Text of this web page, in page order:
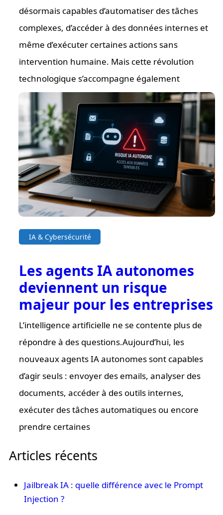
désormais capables d’automatiser des tâches
complexes, d’accéder à des données internes et
même d’exécuter certaines actions sans
intervention humaine. Mais cette révolution
technologique s’accompagne également
IA & Cybersécurité
Les agents IA autonomes
deviennent un risque
majeur pour les entreprises
L’intelligence artificielle ne se contente plus de
répondre à des questions.Aujourd’hui, les
nouveaux agents IA autonomes sont capables
d’agir seuls : envoyer des emails, analyser des
documents, accéder à des outils internes,
exécuter des tâches automatiques ou encore
prendre certaines
Articles récents
Jailbreak IA : quelle différence avec le Prompt
Injection ?